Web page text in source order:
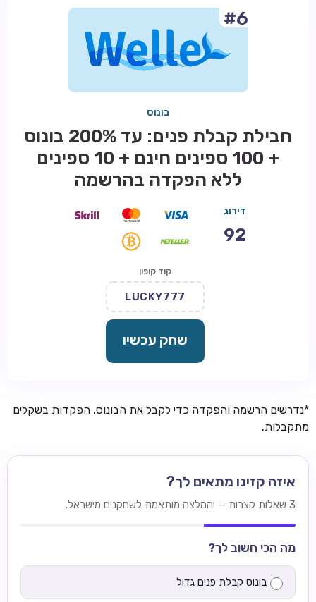
#6
בונוס
חבילת קבלת פנים: עד 200% בונוס
+ 100 ספינים חינם + 10 ספינים
ללא הפקדה בהרשמה
דירוג
92
קוד קופון
LUCKY777
שחק עכשיו
*נדרשים הרשמה והפקדה כדי לקבל את הבונוס. הפקדות בשקלים
מתקבלות.
איזה קזינו מתאים לך?
3 שאלות קצרות — והמלצה מותאמת לשחקנים מישראל.
מה הכי חשוב לך?
בונוס קבלת פנים גדול